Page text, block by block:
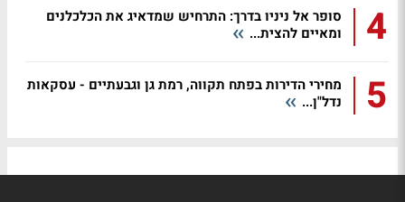
4
סופר אל ניניו בדרך: התרחיש שמדאיג את הכלכלנים
ומאיים להצית...
5
מחירי הדירות בפתח תקווה, רמת גן וגבעתיים - עסקאות
נדל"ן...